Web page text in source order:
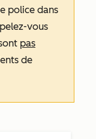
police dans
vous
pas
de